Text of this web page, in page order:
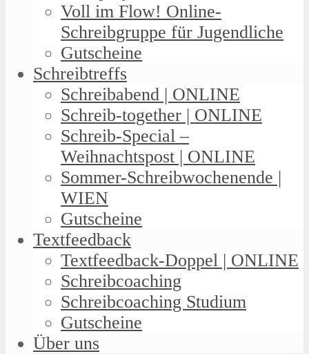
Voll im Flow! Online-
Schreibgruppe für Jugendliche
Gutscheine
Schreibtreffs
Schreibabend | ONLINE
Schreib-together | ONLINE
Schreib-Special –
Weihnachtspost | ONLINE
Sommer-Schreibwochenende |
WIEN
Gutscheine
Textfeedback
Textfeedback-Doppel | ONLINE
Schreibcoaching
Schreibcoaching Studium
Gutscheine
Über uns